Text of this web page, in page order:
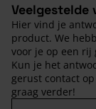
Veelgestelde
Hier vind je
product. We
voor je op een rij
Kun je het
gerust contact
graag verder!